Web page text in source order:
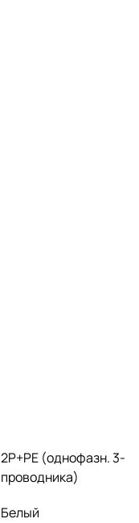
2P+PE (однофазн. 3-
проводника)
Белый